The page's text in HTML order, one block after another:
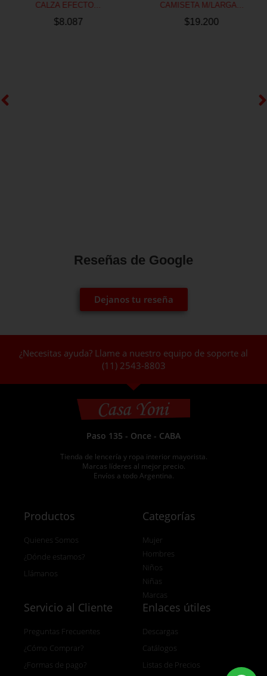
CALZA EFECTO...
$8.087
CAMISETA M/LARGA...
$19.200
Reseñas de Google
Dejanos tu reseña
¿Necesitas ayuda? Llame a nuestro equipo de soporte al
(11) 2543-8803
Paso 135 - Once - CABA
Tienda de lencería y ropa interior mayorista.
Marcas líderes al mejor precio.
Envíos a todo Argentina.
Productos
Quienes Somos
¿Dónde estamos?
Llámanos
Categorías
Mujer
Hombres
Niños
Niñas
Marcas
Servicio al Cliente
Preguntas Frecuentes
¿Cómo Comprar?
¿Formas de pago?
Enlaces útiles
Descargas
Catálogos
Listas de Precios